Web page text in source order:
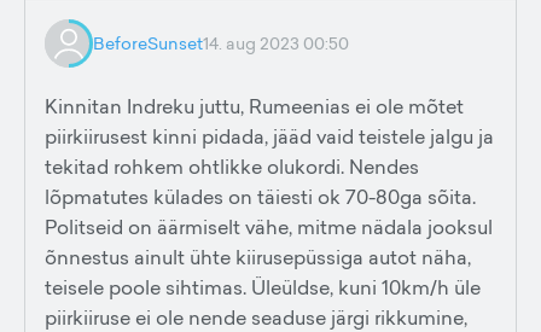
BeforeSunset14. aug 2023 00:50
Kinnitan Indreku juttu, Rumeenias ei ole mõtet
piirkiirusest kinni pidada, jääd vaid teistele jalgu ja
tekitad rohkem ohtlikke olukordi. Nendes
lõpmatutes külades on täiesti ok 70-80ga sõita.
Politseid on äärmiselt vähe, mitme nädala jooksul
õnnestus ainult ühte kiirusepüssiga autot näha,
teisele poole sihtimas. Üleüldse, kuni 10km/h üle
piirkiiruse ei ole nende seaduse järgi rikkumine,